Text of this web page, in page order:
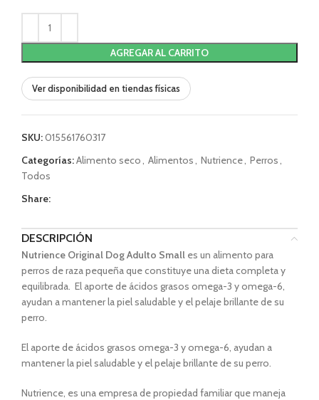
AGREGAR AL CARRITO
Ver disponibilidad en tiendas físicas
SKU:015561760317
Categorías:Alimento seco, Alimentos, Nutrience, Perros,
Todos
Share:
DESCRIPCIÓN
Nutrience Original Dog Adulto Small es un alimento para
perros de raza pequeña que constituye una dieta completa y
equilibrada. El aporte de ácidos grasos omega-3 y omega-6,
ayudan a mantener la piel saludable y el pelaje brillante de su
perro.
El aporte de ácidos grasos omega-3 y omega-6, ayudan a
mantener la piel saludable y el pelaje brillante de su perro.
Nutrience, es una empresa de propiedad familiar que maneja